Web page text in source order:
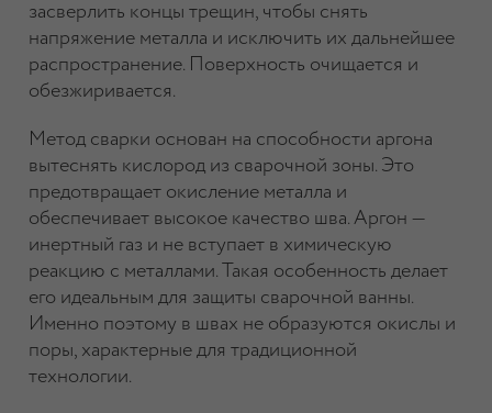
засверлить концы трещин, чтобы снять
напряжение металла и исключить их дальнейшее
распространение. Поверхность очищается и
обезжиривается.
Метод сварки основан на способности аргона
вытеснять кислород из сварочной зоны. Это
предотвращает окисление металла и
обеспечивает высокое качество шва. Аргон —
инертный газ и не вступает в химическую
реакцию с металлами. Такая особенность делает
его идеальным для защиты сварочной ванны.
Именно поэтому в швах не образуются окислы и
поры, характерные для традиционной
технологии.